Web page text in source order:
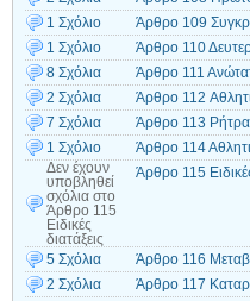
1 Σχόλιο
Άρθρο 109
1 Σχόλιο
Άρθρο 110
8 Σχόλια
Άρθρο 111
2 Σχόλια
Άρθρο 112
7 Σχόλια
Άρθρο 113 Ρήτρα
1 Σχόλιο
Άρθρο 114
Δεν έχουν
υποβληθεί
σχόλια στο
Άρθρο 115
Ειδικές
διατάξεις
Άρθρο 115
5 Σχόλια
Άρθρο 116
2 Σχόλια
Άρθρο 117